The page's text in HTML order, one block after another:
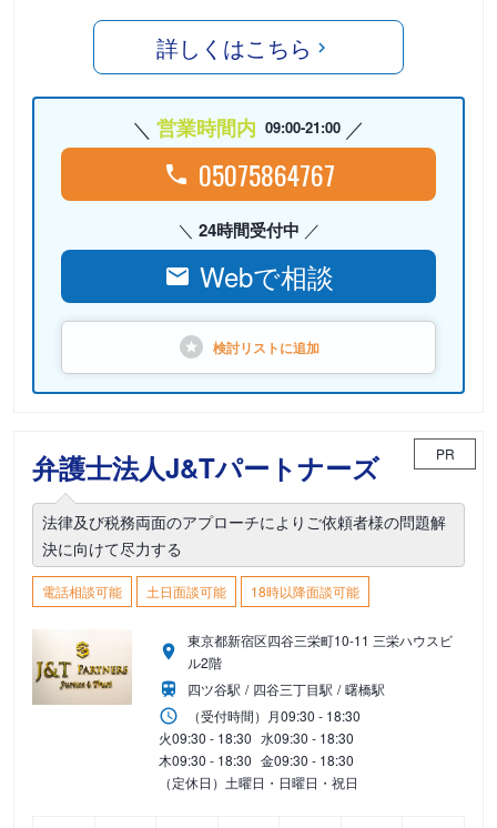
詳しくはこちら
営業時間内 09:00-21:00
05075864767
24時間受付中
Webで相談
検討リストに追加
弁護士法人J&Tパートナーズ PR
法律及び税務両面のアプローチによりご依頼者様の問題解
決に向けて尽力する
電話相談可能 土日面談可能 18時以降面談可能
東京都新宿区四谷三栄町10-11 三栄ハウスビ
ル2階
四ツ谷駅
四谷三丁目駅
曙橋駅
（受付時間） 月09:30 - 18:30
火09:30 - 18:30 水09:30 - 18:30
木09:30 - 18:30 金09:30 - 18:30
（定休日）土曜日・日曜日・祝日